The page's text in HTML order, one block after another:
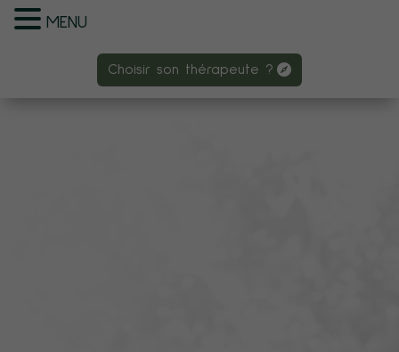
Choisir son thérapeute ?
Choisir son thérapeute ?
MENU